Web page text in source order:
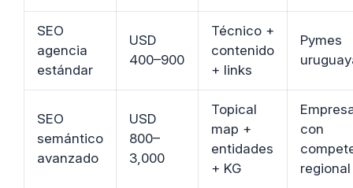
SEO
agencia
estándar
USD
400–900
Técnico +
contenido
+ links
Pymes
SEO
semántico
avanzado
USD
800–
3,000
Topical
map +
entidades
+ KG
con
regional